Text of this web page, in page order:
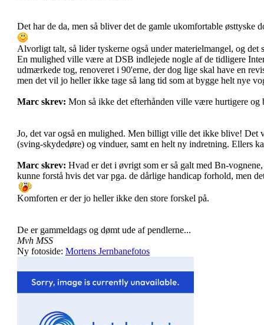
Det har de da, men så bliver det de gamle ukomfortable østtyske
Alvorligt talt, så lider tyskerne også under materielmangel, og det
En mulighed ville være at DSB indlejede nogle af de tidligere
udmærkede tog, renoveret i 90'erne, der dog lige skal have en
men det vil jo heller ikke tage så lang tid som at bygge helt nye
Marc skrev: Mon så ikke det efterhånden ville være hurtigere og
Jo, det var også en mulighed. Men billigt ville det ikke blive!
(sving-skydedøre) og vinduer, samt en helt ny indretning. Ellers
Marc skrev: Hvad er det i øvrigt som er så galt med Bn-
kunne forstå hvis det var pga. de dårlige handicap forhold, men
Komforten er der jo heller ikke den store forskel på.
De er gammeldags og dømt ude af pendlerne...
Mvh MSS
Ny fotoside: Mortens Jernbanefotos